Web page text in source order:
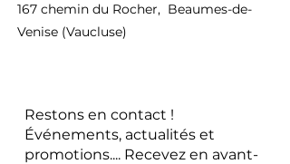
167 chemin du Rocher, Beaumes-de-
Venise (Vaucluse)
Restons en contact !
Événements, actualités et
promotions.... Recevez en avant-